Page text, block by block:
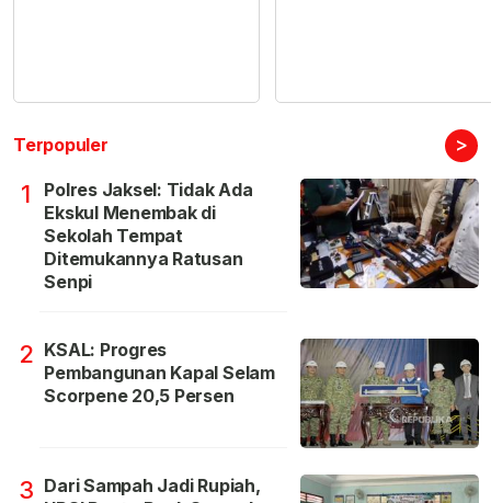
Terpopuler >
1
Polres Jaksel: Tidak Ada
Ekskul Menembak di
Sekolah Tempat
Ditemukannya Ratusan
Senpi
2 KSAL: Progres
Pembangunan Kapal Selam
Scorpene 20,5 Persen
3 Dari Sampah Jadi Rupiah,